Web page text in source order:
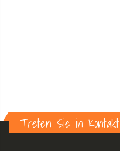
Treten Sie in Kontakt